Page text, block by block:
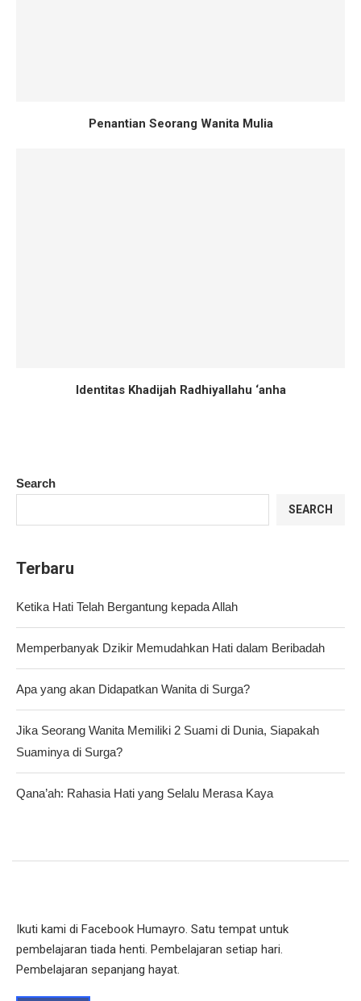
Penantian Seorang Wanita Mulia
Identitas Khadijah Radhiyallahu ‘anha
Search
SEARCH
Terbaru
Ketika Hati Telah Bergantung kepada Allah
Memperbanyak Dzikir Memudahkan Hati dalam Beribadah
Apa yang akan Didapatkan Wanita di Surga?
Jika Seorang Wanita Memiliki 2 Suami di Dunia, Siapakah
Suaminya di Surga?
Qana’ah: Rahasia Hati yang Selalu Merasa Kaya
Ikuti kami di Facebook Humayro. Satu tempat untuk
pembelajaran tiada henti. Pembelajaran setiap hari.
Pembelajaran sepanjang hayat.